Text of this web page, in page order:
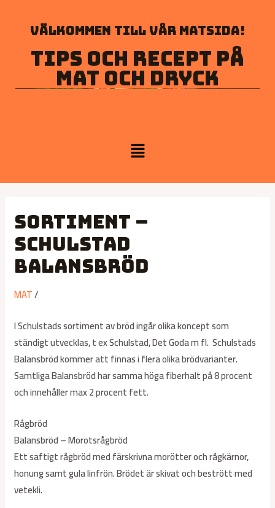
Välkommen till vår matsida!
Tips och recept på
mat och dryck
Sortiment –
Schulstad
Balansbröd
MAT/
I Schulstads sortiment av bröd ingår olika koncept som
ständigt utvecklas, t ex Schulstad, Det Goda m fl. Schulstads
Balansbröd kommer att finnas i flera olika brödvarianter.
Samtliga Balansbröd har samma höga fiberhalt på 8 procent
och innehåller max 2 procent fett.
Rågbröd
Balansbröd – Morotsrågbröd
Ett saftigt rågbröd med färskrivna morötter och rågkärnor,
honung samt gula linfrön. Brödet är skivat och bestrött med
vetekli.